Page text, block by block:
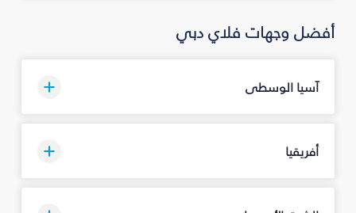
أفضل وجهات فلاي دبي
آسيا الوسطى
أفريقيا